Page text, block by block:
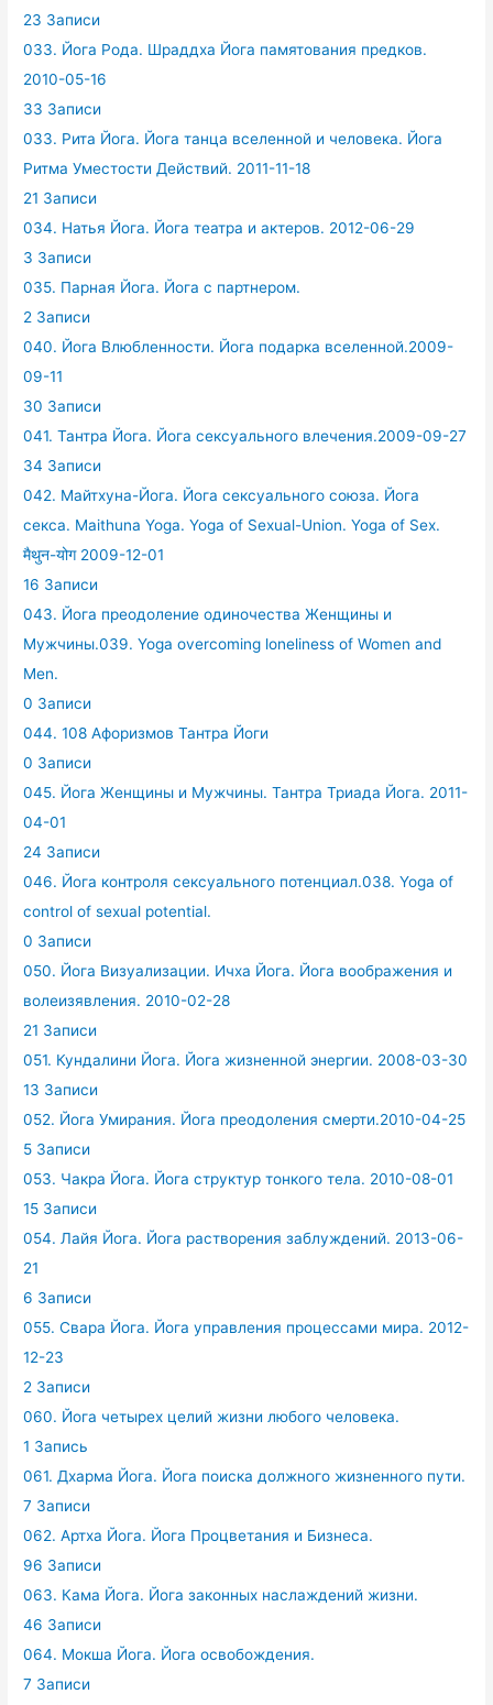
23 Записи
033. Йога Рода. Шраддха Йога памятования предков.
2010-05-16
33 Записи
033. Рита Йога. Йога танца вселенной и человека. Йога
Ритма Уместости Действий. 2011-11-18
21 Записи
034. Натья Йога. Йога театра и актеров. 2012-06-29
3 Записи
035. Парная Йога. Йога с партнером.
2 Записи
040. Йога Влюбленности. Йога подарка вселенной.2009-
09-11
30 Записи
041. Тантра Йога. Йога сексуального влечения.2009-09-27
34 Записи
042. Майтхуна-Йога. Йога сексуального союза. Йога
секса. Maithuna Yoga. Yoga of Sexual-Union. Yoga of Sex.
मैथुन-योग 2009-12-01
16 Записи
043. Йога преодоление одиночества Женщины и
Мужчины.039. Yoga overcoming loneliness of Women and
Men.
0 Записи
044. 108 Афоризмов Тантра Йоги
0 Записи
045. Йога Женщины и Мужчины. Тантра Триада Йога. 2011-
04-01
24 Записи
046. Йога контроля сексуального потенциал.038. Yoga of
control of sexual potential.
0 Записи
050. Йога Визуализации. Ичха Йога. Йога воображения и
волеизявления. 2010-02-28
21 Записи
051. Кундалини Йога. Йога жизненной энергии. 2008-03-30
13 Записи
052. Йога Умирания. Йога преодоления смерти.2010-04-25
5 Записи
053. Чакра Йога. Йога структур тонкого тела. 2010-08-01
15 Записи
054. Лайя Йога. Йога растворения заблуждений. 2013-06-
21
6 Записи
055. Свара Йога. Йога управления процессами мира. 2012-
12-23
2 Записи
060. Йога четырех целий жизни любого человека.
1 Запись
061. Дхарма Йога. Йога поиска должного жизненного пути.
7 Записи
062. Артха Йога. Йога Процветания и Бизнеса.
96 Записи
063. Кама Йога. Йога законных наслаждений жизни.
46 Записи
064. Мокша Йога. Йога освобождения.
7 Записи